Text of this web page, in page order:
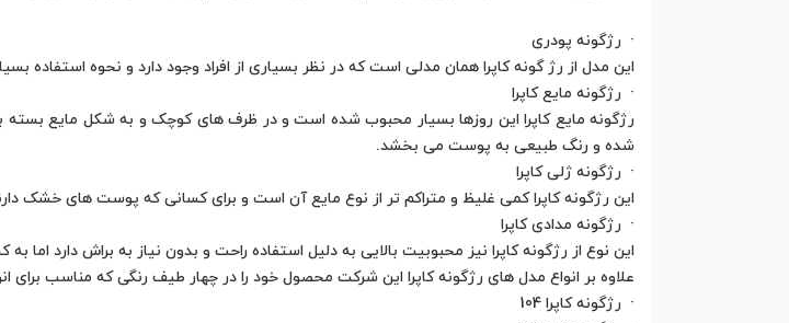
· رژگونه پودری
این مدل از رژ گونه کاپرا همان مدلی است که در نظر بسیاری از افراد وجود دارد و نحوه استفاده
· رژگونه مایع کاپرا
رژگونه مایع کاپرا این روزها بسیار محبوب شده است و در ظرف های کوچک و به شکل مایع
شده و رنگ طبیعی به پوست می بخشد.
· رژگونه ژلی کاپرا
این رژگونه کاپرا کمی غلیظ و متراکم تر از نوع مایع آن است و برای کسانی که پوست های خشک
· رژگونه مدادی کاپرا
این نوع از رژگونه کاپرا نیز محبوبیت بالایی به دلیل استفاده راحت و بدون نیاز به براش دارد
علاوه بر انواع مدل های رژگونه کاپرا این شرکت محصول خود را در چهار طیف رنگی که مناسب
· رژگونه کاپرا 104